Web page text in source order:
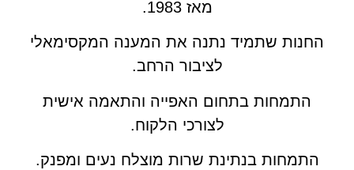
מאז 1983.
החנות שתמיד נתנה את המענה המקסימאלי
לציבור הרחב.
התמחות בתחום האפייה והתאמה אישית
לצורכי הלקוח.
התמחות בנתינת שרות מוצלח נעים ומפנק.